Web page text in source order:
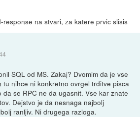
response na stvari, za katere prvic slisis
SQL od MS. Zakaj? Dvomim da je vse
tu nihce ni konkretno ovrgel trditve pisca
se RPC ne da ugasnit. Vse kar znate
Dejstvo je da nesnaga najbolj
ranljiv. Ni drugega razloga.